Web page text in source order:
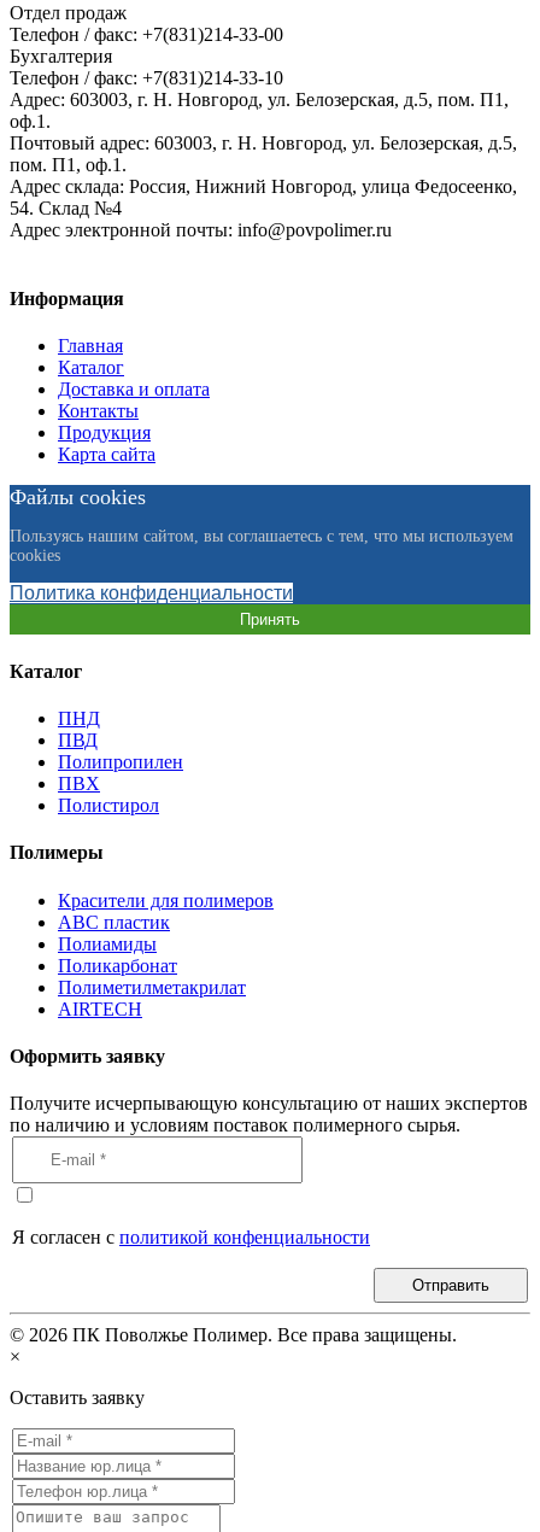
Отдел продаж
Телефон / факс: +7(831)214-33-00
Бухгалтерия
Телефон / факс: +7(831)214-33-10
Адрес: 603003, г. Н. Новгород, ул. Белозерская, д.5, пом. П1,
оф.1.
Почтовый адрес: 603003, г. Н. Новгород, ул. Белозерская, д.5,
пом. П1, оф.1.
Адрес склада: Россия, Нижний Новгород, улица Федосеенко,
54. Склад №4
Адрес электронной почты: info@povpolimer.ru
Информация
Главная
Каталог
Доставка и оплата
Контакты
Продукция
Карта сайта
Файлы cookies
Пользуясь нашим сайтом, вы соглашаетесь с тем, что мы используем
cookies
Политика конфиденциальности
Принять
Каталог
ПНД
ПВД
Полипропилен
ПВХ
Полистирол
Полимеры
Красители для полимеров
АВС пластик
Полиамиды
Поликарбонат
Полиметилметакрилат
AIRTECH
Оформить заявку
Получите исчерпывающую консультацию от наших экспертов
по наличию и условиям поставок полимерного сырья.
Я согласен с политикой конфенциальности
Отправить
© 2026 ПК Поволжье Полимер. Все права защищены.
×
Оставить заявку